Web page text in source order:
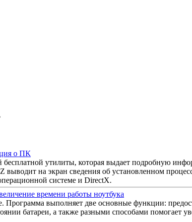
о ПК
утилиты, которая выдает подробную
выводит на экран сведения об установленном
системе и DirectX.
времени работы ноутбука
Программа выполняет две основные функции:
батареи, а также разными способами помогает